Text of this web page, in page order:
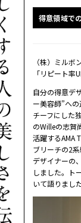
得意領域で
（株）ミル
「リピート率
自分の得意デ
ー美容師”へ
チーフにした
のWilleの志賀
活躍するAMA
ブリーチの2
デザイナーの
しました。ト
いて語りました